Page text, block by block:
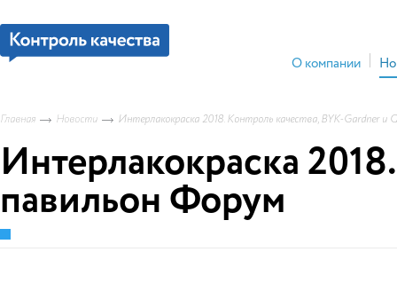
О компании
Главная Новости Интерлакокраска 2018. Контроль качества, BYK-Gardner и
Интерлакокраска
павильон Форум